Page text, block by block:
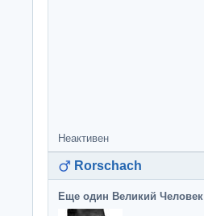
Неактивен
Rorschach
Еще один Великий Человек